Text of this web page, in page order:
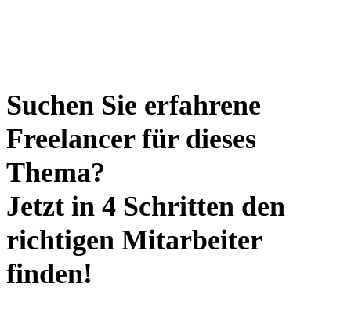
Suchen Sie erfahrene
Freelancer für dieses
Thema?
Jetzt in 4 Schritten den
richtigen Mitarbeiter
finden!